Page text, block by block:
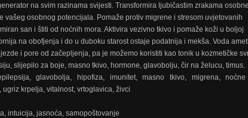
na svim razinama svijesti. Transformira ljubičastim zrakama osobne
osobnog potencijala. Pomaže protiv migrene i stresom uvjetovanih
san i štiti od noćnih mora. Aktivira vezivno tkivo i pomaže koži u boljoj
na obofjenja i do u duboku starost ostaje podatnija i mekša. Voda
i pore od začepljenja, pa je možemo koristiti kao tonik u kozmetičke
slijepilo za boje, masno tkivo, hormone, glavobolju, čir na želucu, timus.
glavobolja, hipofiza, imunitet, masno tkivo, migrena,
krpelja, vitalnost, vrtoglavica, živci
intuicija, jasnoća, samopoštovanje